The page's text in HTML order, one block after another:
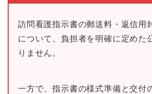
訪問看護指示書の郵送料・返信用
について、負担者を明確に定めた
りません。
一方で、指示書の様式準備と交付